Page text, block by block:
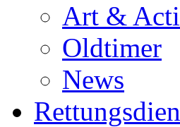
Art &
Oldtimer
News